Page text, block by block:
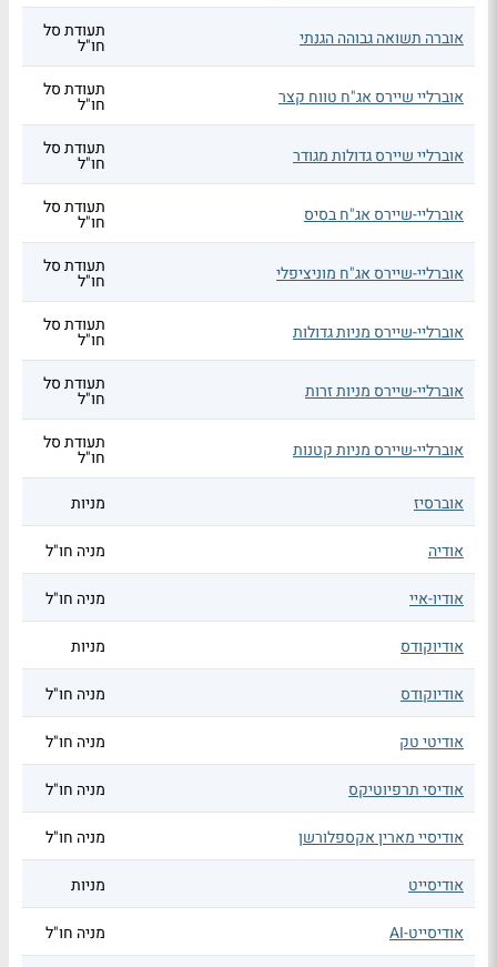
אוברה תשואה גבוהה הגנתי תעודת סל
חו"ל
אוברליי שיירס אג"ח טווח קצר תעודת סל
חו"ל
אוברליי שיירס גדולות מגודר תעודת סל
חו"ל
אוברליי-שיירס אג"ח בסיס תעודת סל
חו"ל
אוברליי-שיירס אג"ח מוניציפלי תעודת סל
חו"ל
אוברליי-שיירס מניות גדולות תעודת סל
חו"ל
אוברליי-שיירס מניות זרות תעודת סל
חו"ל
אוברליי-שיירס מניות קטנות תעודת סל
חו"ל
אוברסיז
מניות
אודיה מניה חו"ל
אודיו-איי מניה חו"ל
אודיוקודס מניות
אודיוקודס מניה חו"ל
אודיטי טק מניה חו"ל
אודיסי תרפיוטיקס מניה חו"ל
אודיסיי מארין אקספלורשן מניה חו"ל
אודיסייט מניות
אודיסייט-AI מניה חו"ל